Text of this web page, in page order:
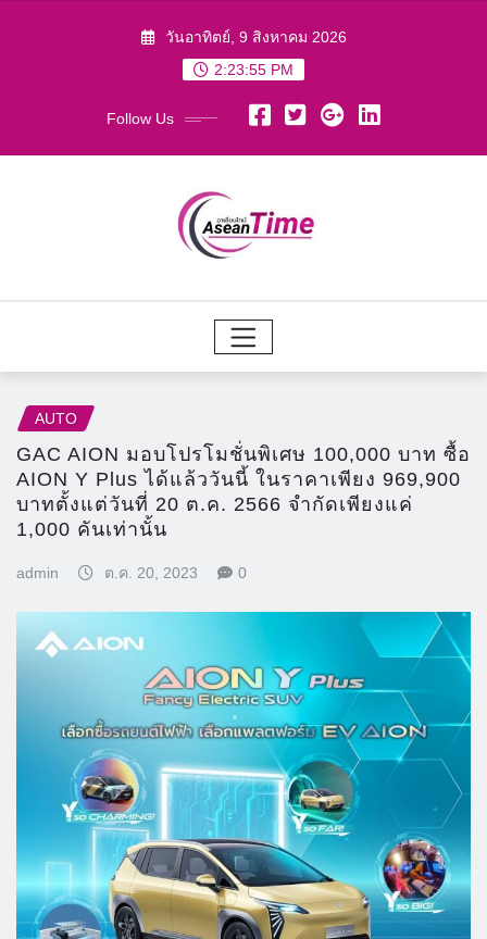
วันอาทิตย์, 9 สิงหาคม 2026
2:23:57 PM
Follow Us
AUTO
GAC AION มอบโปรโมชั่นพิเศษ 100,000 บาท ซื้อ
AION Y Plus ได้แล้ววันนี้ ในราคาเพียง 969,900
บาทตั้งแต่วันที่ 20 ต.ค. 2566 จำกัดเพียงแค่
1,000 คันเท่านั้น
admin ต.ค. 20, 2023 0